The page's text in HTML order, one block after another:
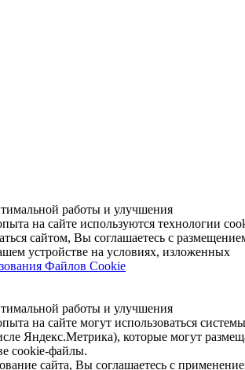
работы и улучшения
на сайте используются технологии
сайтом, Вы соглашаетесь с
устройстве на условиях, изложенных
Файлов Cookie
работы и улучшения
на сайте могут использоваться
Яндекс.Метрика), которые могут
cookie-файлы.
сайта, Вы соглашаетесь с